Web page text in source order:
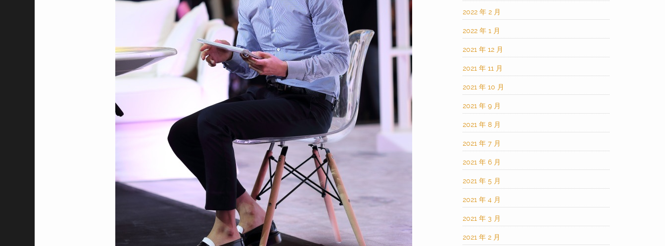
2022 年 2 月
2022 年 1 月
2021 年 12 月
2021 年 11 月
2021 年 10 月
2021 年 9 月
2021 年 8 月
2021 年 7 月
2021 年 6 月
2021 年 5 月
2021 年 4 月
2021 年 3 月
2021 年 2 月